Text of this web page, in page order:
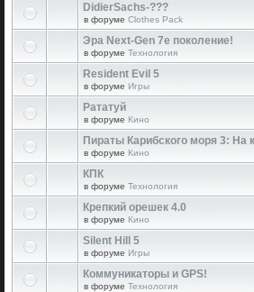
DidierSachs-???
в форуме Clothes Pack
Эра Next-Gen 7е поколение!
в форуме Технология
Resident Evil 5
в форуме Игры
Рататуй
в форуме Кино
Пираты Карибского моря 3: На
в форуме Кино
КПК
в форуме Технология
Крепкий орешек 4.0
в форуме Кино
Silent Hill 5
в форуме Игры
Коммуникаторы и GPS!
в форуме Технология